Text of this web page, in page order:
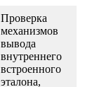
Проверка
механизмов
вывода
внутреннего
встроенного
эталона,